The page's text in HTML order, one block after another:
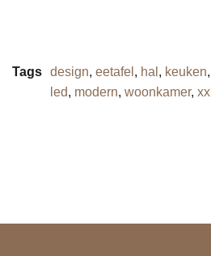
Tags design, eetafel , hal , keuken,
led, modern, woonkamer, xxl